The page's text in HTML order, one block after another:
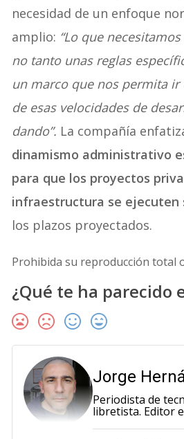
necesidad de un enfoque
amplio: “Lo que
no tanto unas reglas
un marco que nos permita
de esas velocidades de
dando”. La compañía
dinamismo administrativo
para que los proyectos
infraestructura se ejecuten
los plazos proyectados.
Prohibida su reproducción total
¿Qué te ha parecido
Jorge
Periodista de
libretista. Editor